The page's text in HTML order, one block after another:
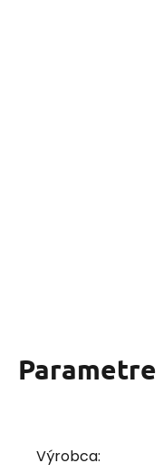
Parametre
Výrobca: